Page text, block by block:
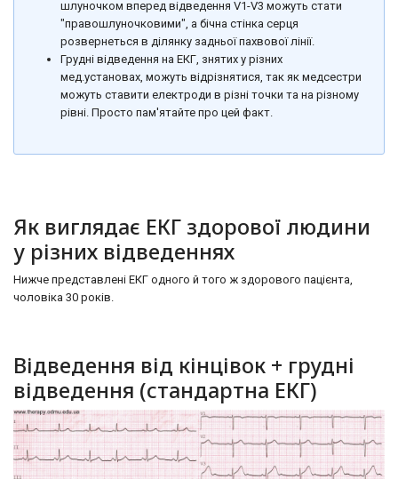
шлуночком вперед відведення V1-V3 можуть стати
"правошлуночковими", а бічна стінка серця
розвернеться в ділянку задньої пахвової лінії.
Грудні відведення на ЕКГ, знятих у різних
мед.установах, можуть відрізнятися, так як медсестри
можуть ставити електроди в різні точки та на різному
рівні. Просто пам'ятайте про цей факт.
Як виглядає ЕКГ здорової людини
у різних відведеннях
Нижче представлені ЕКГ одного й того ж здорового пацієнта,
чоловіка 30 років.
Відведення від кінцівок + грудні
відведення (стандартна ЕКГ)